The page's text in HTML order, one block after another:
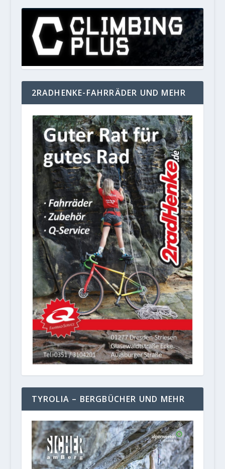
2RADHENKE-FAHRRÄDER UND MEHR
TYROLIA – BERGBÜCHER UND MEHR